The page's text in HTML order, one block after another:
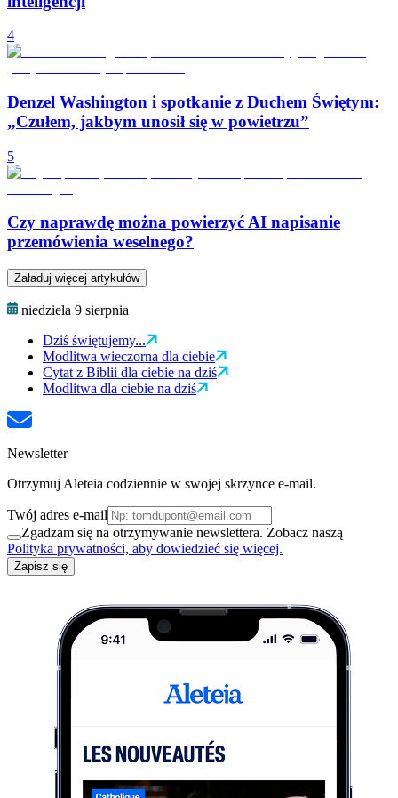
4
Denzel Washington i spotkanie z Duchem Świętym:
„Czułem, jakbym unosił się w powietrzu”
5
Czy naprawdę można powierzyć AI napisanie
przemówienia weselnego?
Załaduj więcej artykułów
niedziela 9 sierpnia
Dziś świętujemy...
Modlitwa wieczorna dla ciebie
Cytat z Biblii dla ciebie na dziś
Modlitwa dla ciebie na dziś
Newsletter
Otrzymuj Aleteia codziennie w swojej skrzynce e-mail.
Twój adres e-mail
Zgadzam się na otrzymywanie newslettera. Zobacz naszą
Polityka prywatności, aby dowiedzieć się więcej.
Zapisz się